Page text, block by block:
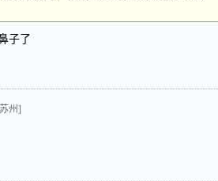
子了
州]